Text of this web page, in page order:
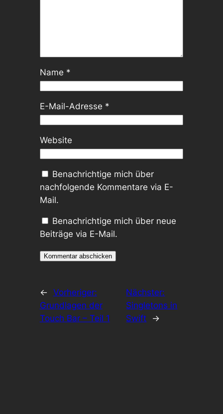
Name *
E-Mail-Adresse *
Website
Benachrichtige mich über
nachfolgende Kommentare via E-
Mail.
Benachrichtige mich über neue
Beiträge via E-Mail.
←
Vorheriger:
Grundlagen der
Touch Bar – Teil 1
Nächster:
Singletons in
Swift
→